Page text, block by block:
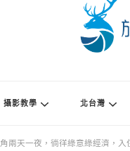
攝影教學 北台灣
兩天一夜，徜徉綠意綠經濟，入